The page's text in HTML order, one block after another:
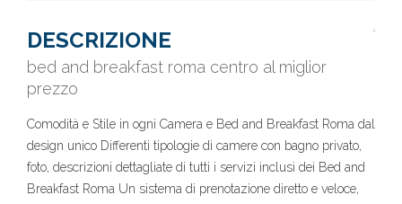
DESCRIZIONE
bed and breakfast roma centro al miglior
prezzo
Comodità e Stile in ogni Camera e Bed and Breakfast Roma dal
design unico Differenti tipologie di camere con bagno privato,
foto, descrizioni dettagliate di tutti i servizi inclusi dei Bed and
Breakfast Roma Un sistema di prenotazione diretto e veloce,